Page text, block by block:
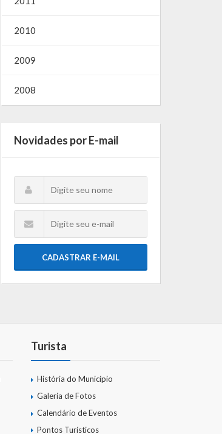
2010
2009
2008
Novidades por E-mail
CADASTRAR E-MAIL
Turista
História do Município
Galeria de Fotos
Calendário de Eventos
Pontos Turísticos